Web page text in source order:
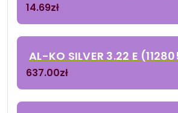
14.69zł
AL-KO SILVER 3.22 E
637.00zł